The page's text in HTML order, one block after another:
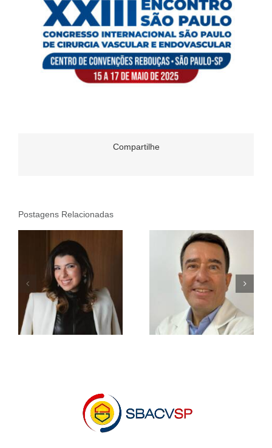
Compartilhe
Postagens Relacionadas